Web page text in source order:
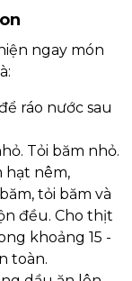
ngay món
ráo nước sau
Tỏi băm nhỏ.
hạt nêm,
tỏi băm và
đều. Cho thịt
khoảng 15 -
toàn.